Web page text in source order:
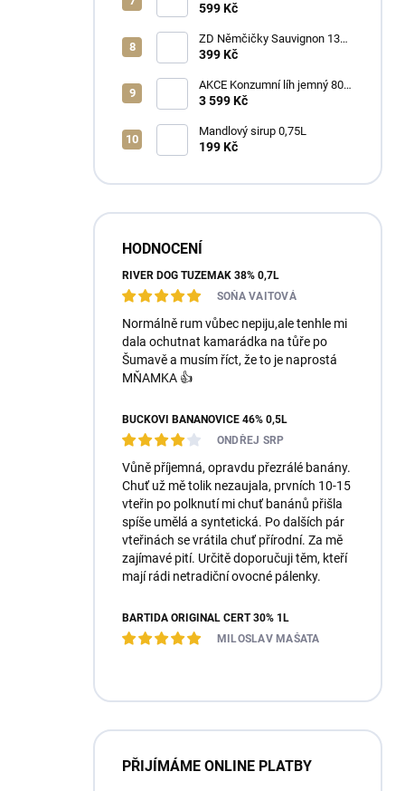
Ořechovka 30% 0,7L
599 Kč
ZD Němčičky Sauvignon 13%
2025 Bag in Box 3L - suché
399 Kč
AKCE Konzumní líh jemný 80%
min 6x1L
3 599 Kč
Mandlový sirup 0,75L
199 Kč
HODNOCENÍ
RIVER DOG TUZEMÁK 38% 0,7L
SOŇA VAITOVÁ
Normálně rum vůbec nepiju,ale tenhle mi
dala ochutnat kamarádka na tůře po
Šumavě a musím říct, že to je naprostá
MŇAMKA 👍
BUČKOVI BANÁNOVICE 46% 0,5L
ONDŘEJ SRP
Vůně příjemná, opravdu přezrálé banány.
Chuť už mě tolik nezaujala, prvních 10-15
vteřin po polknutí mi chuť banánů přišla
spíše umělá a syntetická. Po dalších pár
vteřinách se vrátila chuť přírodní. Za mě
zajímavé pití. Určitě doporučuji těm, kteří
mají rádi netradiční ovocné pálenky.
BARTIDA ORIGINÁL ČERT 30% 1L
MILOSLAV MAŠATA
PŘIJÍMÁME ONLINE PLATBY